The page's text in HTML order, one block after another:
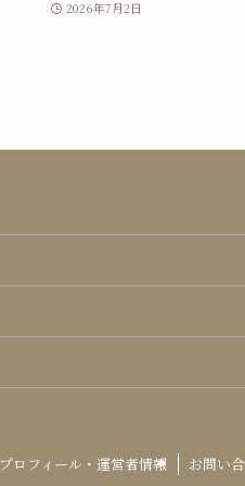
2026年7月2日
プロフィール・運営者情報 お問い